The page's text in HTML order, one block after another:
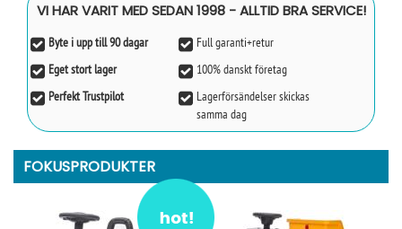
VI HAR VARIT MED SEDAN 1998 - ALLTID BRA SERVICE!
Byte i upp till 90 dagar
Full garanti+retur
Eget stort lager
100% danskt företag
Perfekt Trustpilot
Lagerförsändelser skickas
samma dag
FOKUSPRODUKTER